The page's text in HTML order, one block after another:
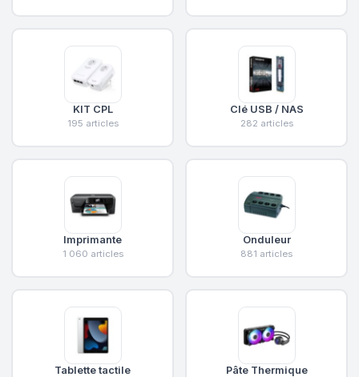
KIT CPL
195 articles
Clé USB / NAS
282 articles
Imprimante
1 060 articles
Onduleur
881 articles
Tablette tactile Pâte Thermique